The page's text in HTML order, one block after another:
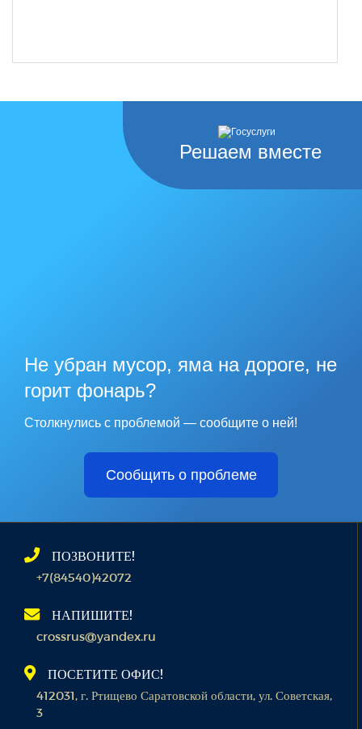
Решаем вместе
Не убран мусор, яма на дороге, не
горит фонарь?
Столкнулись с проблемой — сообщите о ней!
Сообщить о проблеме
ПОЗВОНИТЕ!
+7(84540)42072
НАПИШИТЕ!
crossrus@yandex.ru
ПОСЕТИТЕ ОФИС!
412031, г. Ртищево Саратовской области, ул. Советская,
3